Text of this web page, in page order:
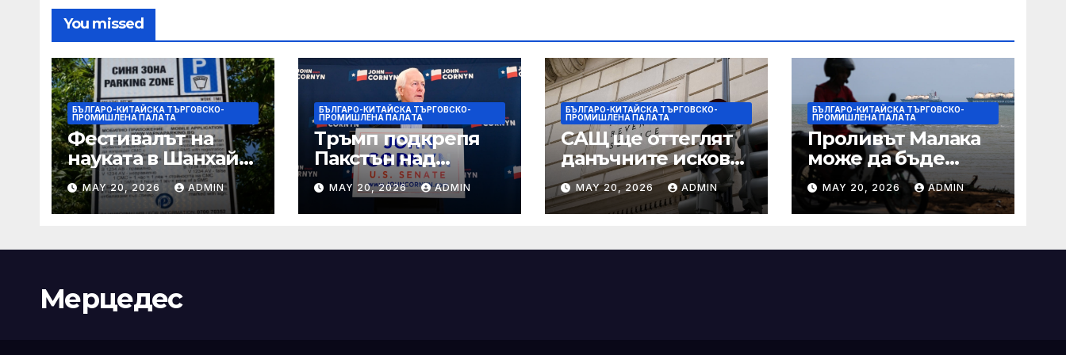
You missed
БЪЛГАРО-КИТАЙСКА ТЪРГОВСКО-
ПРОМИШЛЕНА ПАЛAТА
Фестивалът на
науката в Шанхай
2026 обещава
вълнуващи
научно-
иновации
MAY 20, 2026 ADMIN
БЪЛГАРО-КИТАЙСКА ТЪРГОВСКО-
ПРОМИШЛЕНА ПАЛAТА
Тръмп подкрепя
Пакстън над
Корнин за сенатор
от Тексас в
шокираща
MAY 20, 2026 ADMIN
БЪЛГАРО-КИТАЙСКА ТЪРГОВСКО-
ПРОМИШЛЕНА ПАЛAТА
САЩ ще оттеглят
данъчните искове
срещу Тръмп
„завинаги“ в
сделката за
MAY 20, 2026 ADMIN
БЪЛГАРО-КИТАЙСКА ТЪРГОВСКО-
ПРОМИШЛЕНА ПАЛAТА
Проливът Малака
може да бъде
следващата точка,
ако Азия не
внимава
MAY 20, 2026 ADMIN
Мерцедес